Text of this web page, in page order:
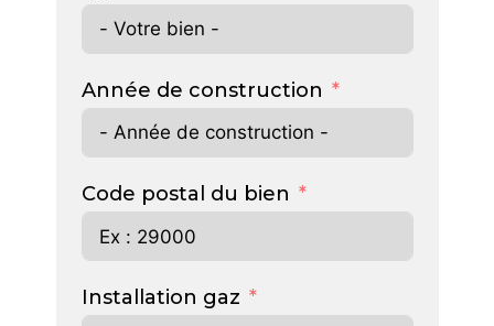
Année de construction
Code postal du bien
Installation gaz